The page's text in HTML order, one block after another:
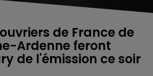
de France de
Ardenne feront
de l'émission ce soir